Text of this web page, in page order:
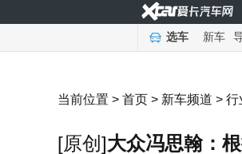
选车 新车
当前位置 > 首页 > 新车频道 > 行
[原创]大众冯思翰：